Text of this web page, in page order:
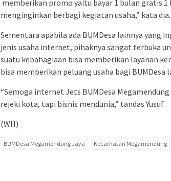
memberikan promo yaitu bayar 1 bulan gratis
menginginkan berbagi kegiatan usaha,” kata dia.
Sementara apabila ada BUMDesa lainnya
jenis usaha internet, pihaknya sangat terbuka
suatu kebahagiaan bisa memberikan layanan
bisa memberikan peluang usaha bagi BUMDesa
“Semoga internet Jets BUMDesa
rejeki kota, tapi bisnis mendunia,” tandas Yusuf.
(WH)
BUMDesa Megamendung Jaya Kecamatan Megamendung